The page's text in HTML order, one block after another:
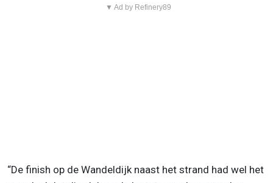
▼ Ad by Refinery89
“De finish op de Wandeldijk naast het strand had wel het